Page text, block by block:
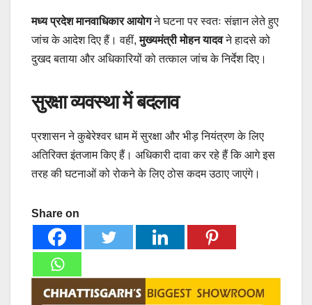
मध्य प्रदेश मानवाधिकार आयोगने घटना पर स्वतः संज्ञान लेते हुए
जांच के आदेश दिए हैं। वहीं,मुख्यमंत्री मोहन यादवने हादसे को
दुखद बताया और अधिकारियों को तत्काल जांच के निर्देश दिए।
सुरक्षा व्यवस्था में बदलाव
प्रशासन ने कुबेरेश्वर धाम में सुरक्षा और भीड़ नियंत्रण के लिए
अतिरिक्त इंतजाम किए हैं। अधिकारी दावा कर रहे हैं कि आगे इस
तरह की घटनाओं को रोकने के लिए ठोस कदम उठाए जाएंगे।
Share on